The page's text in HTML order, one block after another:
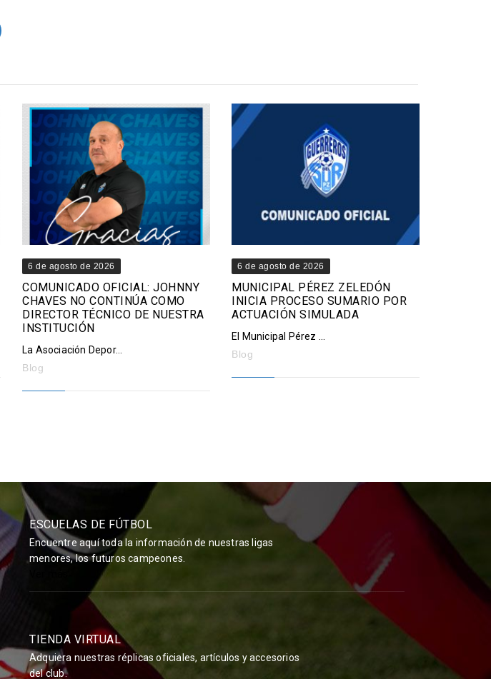
6 de agosto de 2026
COMUNICADO OFICIAL: JOHNNY
CHAVES NO CONTINÚA COMO
DIRECTOR TÉCNICO DE NUESTRA
INSTITUCIÓN
La Asociación Depor...
Blog
6 de agosto de 2026
MUNICIPAL PÉREZ ZELEDÓN
INICIA PROCESO SUMARIO POR
ACTUACIÓN SIMULADA
El Municipal Pérez ...
Blog
ESCUELAS DE FÚTBOL
Encuentre aquí toda la información de nuestras ligas
menores, los futuros campeones.
TIENDA VIRTUAL
Adquiera nuestras réplicas oficiales, artículos y accesorios
del club.